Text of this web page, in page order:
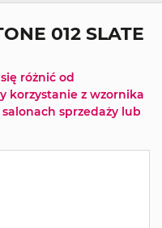
012 SLATE
różnić od
korzystanie z wzornika
sprzedaży lub